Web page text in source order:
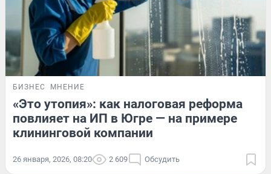
БИЗНЕС МНЕНИЕ
«Это утопия»: как налоговая реформа
повлияет на ИП в Югре — на примере
клининговой компании
26 января, 2026, 08:20 2 609 Обсудить